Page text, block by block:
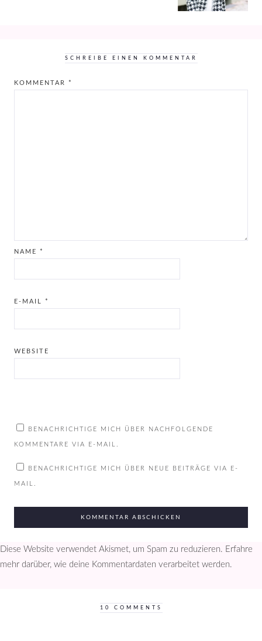
SCHREIBE EINEN KOMMENTAR
KOMMENTAR *
NAME *
E-MAIL *
WEBSITE
BENACHRICHTIGE MICH ÜBER NACHFOLGENDE
KOMMENTARE VIA E-MAIL.
BENACHRICHTIGE MICH ÜBER NEUE BEITRÄGE VIA E-
MAIL.
Diese Website verwendet Akismet, um Spam zu reduzieren. Erfahre
mehr darüber, wie deine Kommentardaten verarbeitet werden.
10 COMMENTS